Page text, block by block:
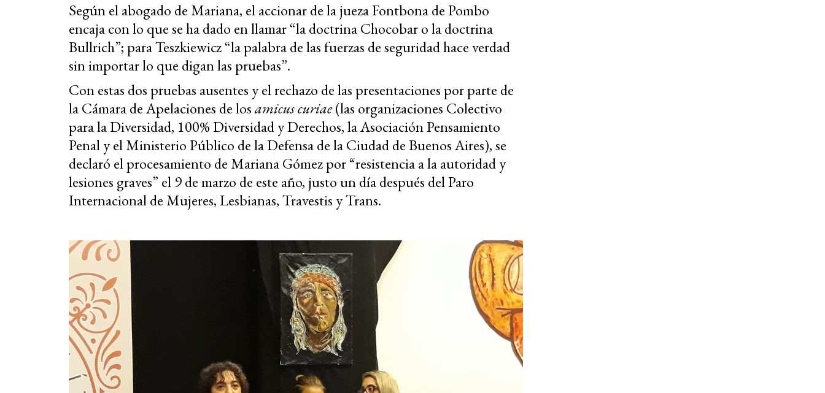
Según el abogado de Mariana, el accionar de la juezaFontbona de Pombo
encaja con lo que se ha dado en llamar “la doctrina Chocobar o la doctrina
Bullrich”; para Teszkiewicz “la palabra de las fuerzas de seguridad hace verdad
sin importar lo que digan las pruebas”.
Con estas dos pruebas ausentes y el rechazo de las presentaciones por parte de
la Cámara de Apelaciones de losamicus curiae(las organizaciones Colectivo
para la Diversidad, 100% Diversidad y Derechos, la Asociación Pensamiento
Penal y el Ministerio Público de la Defensa de la Ciudad de Buenos Aires), se
declaró el procesamiento de Mariana Gómez por“resistencia a la autoridad y
lesiones graves” el 9 de marzo de este año, justo un día después del Paro
Internacional de Mujeres, Lesbianas, Travestis y Trans.